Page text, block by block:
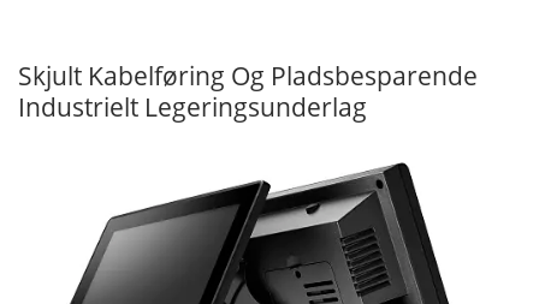
Skjult Kabelføring Og Pladsbesparende
Industrielt Legeringsunderlag